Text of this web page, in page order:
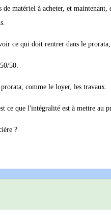
matériel à acheter, et maintenant,
ce qui doit rentrer dans le
50.
comme le loyer, les travaux.
ce que l'intégralité est à mettre au
?